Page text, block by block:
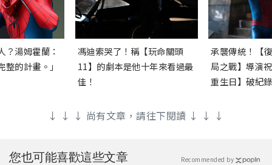
？湯姆霍蘭：
的計畫。」
馮迪索哭了！稱【玩命關頭
11】的劇本是他十年來看過最
佳！
承襲傳統！【
局之戰】導演
重生日】破紀
↓ ↓ ↓ 尚有文章，請往下閱讀 ↓ ↓ ↓
您也可能喜歡這些文章 Recommended by